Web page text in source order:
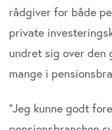
rådgiver for både
private
undret sig over den
mange i
”Jeg kunne godt